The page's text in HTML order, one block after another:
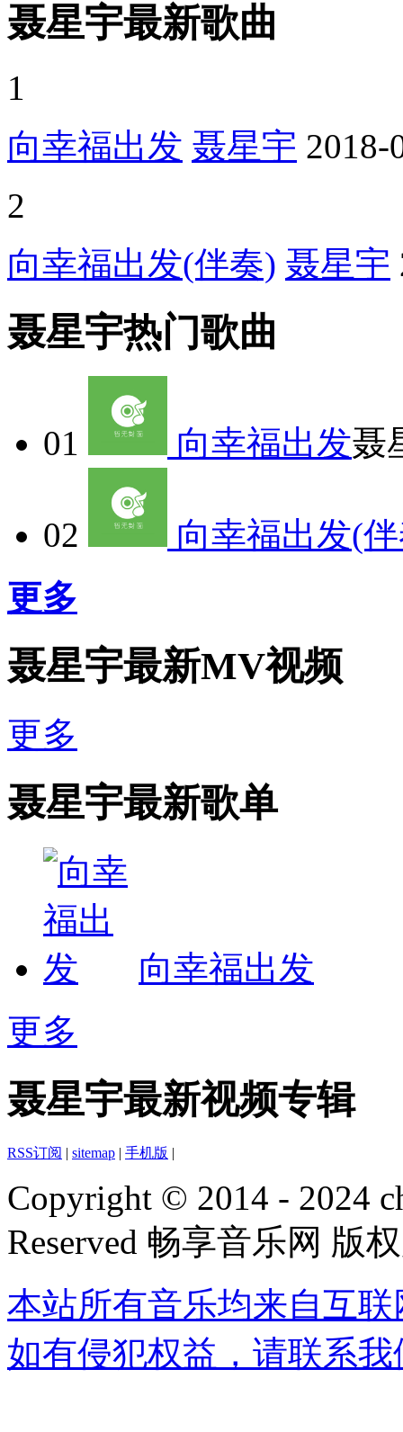
聂星宇最新歌曲
1
向幸福出发 聂星宇 2018-
2
向幸福出发(伴奏) 聂星宇
聂星宇热门歌曲
01 向幸福出发聂
02
向幸福出发(
更多
聂星宇最新MV视频
更多
聂星宇最新歌单
向幸福出发
更多
聂星宇最新视频专辑
RSS订阅 | sitemap | 手机版 |
Copyright © 2014 - 2024
Reserved 畅享音乐网 版
本站所有音乐均来自互
如有侵犯权益，请联系